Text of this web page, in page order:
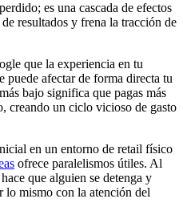
es una cascada de efectos
resultados y frena la tracción de
que la experiencia en tu
puede afectar de forma directa tu
bajo significa que pagas más
creando un ciclo vicioso de gasto
en un entorno de retail físico
ofrece paralelismos útiles. Al
que alguien se detenga y
lo mismo con la atención del